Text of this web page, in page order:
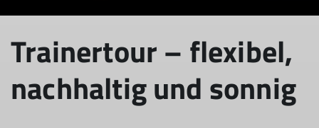
Trainertour – flexibel,
nachhaltig und sonnig